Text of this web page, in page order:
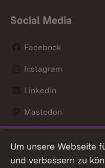
Social Media
Facebook
Instagram
LinkedIn
Mastodon
X / Twitter
Um unsere Webseite
und verbessern zu